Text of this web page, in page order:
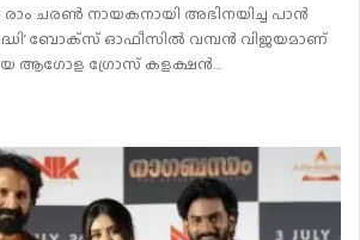
ചരണ്‍ നായകനായി അഭിനയിച്ച പാന്‍
ബോക്‌സ് ഓഫീസില്‍ വമ്പൻ വിജയമാണ്
ആഗോള ഗ്രോസ് കളക്ഷന്‍…